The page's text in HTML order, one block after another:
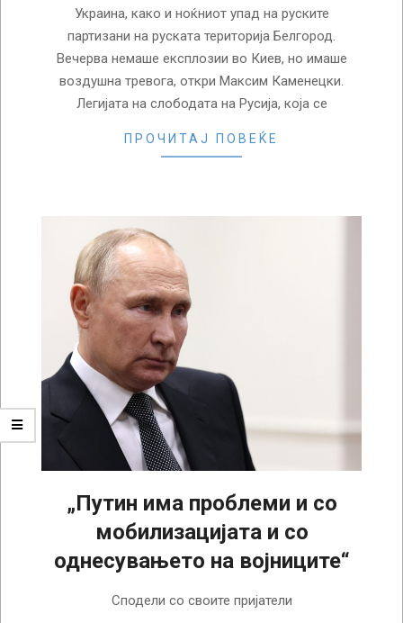
Украина, како и ноќниот упад на руските
партизани на руската територија Белгород.
Вечерва немаше експлозии во Киев, но имаше
воздушна тревога, откри Максим Каменецки.
Легијата на слободата на Русија, која се
ПРОЧИТАЈ ПОВЕЌЕ
„Путин има проблеми и со
мобилизацијата и со
однесувањето на војниците“
Сподели со своите пријатели